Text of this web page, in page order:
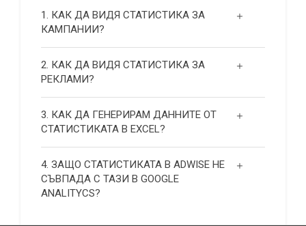
1. КАК ДА ВИДЯ СТАТИСТИКА ЗА
КАМПАНИИ?
2. КАК ДА ВИДЯ СТАТИСТИКА ЗА
РЕКЛАМИ?
3. КАК ДА ГЕНЕРИРАМ ДАННИТЕ ОТ
СТАТИСТИКАТА В EXCEL?
4. ЗАЩО СТАТИСТИКАТА В ADWISE НЕ
СЪВПАДА С ТАЗИ В GOOGLE
ANALITYCS?